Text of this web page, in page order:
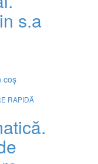
s.a
coș
RAPIDĂ